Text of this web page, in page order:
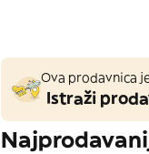
Ova prodavnica
Istraži